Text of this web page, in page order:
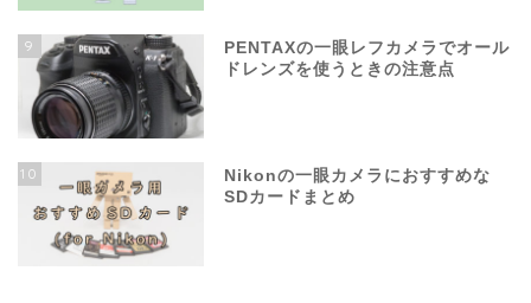
9
PENTAXの一眼レフカメラでオール
ドレンズを使うときの注意点
10
Nikonの一眼カメラにおすすめな
SDカードまとめ